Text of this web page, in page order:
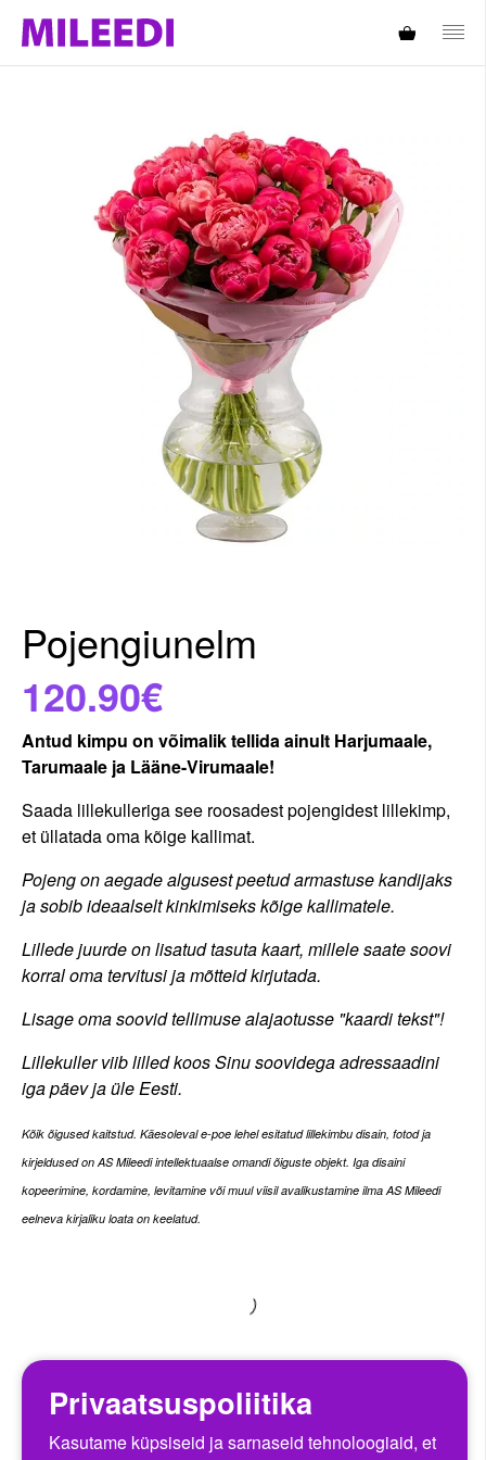
Privaatsuspoliitika
Kasutame küpsiseid ja sarnaseid tehnoloogiaid, et
Pojengiunelm
120.90€
Antud kimpu on võimalik tellida ainult Harjumaale,
Tarumaale ja Lääne-Virumaale!
Saada lillekulleriga see roosadest pojengidest lillekimp,
et üllatada oma kõige kallimat.
Pojeng on aegade algusest peetud armastuse kandijaks
ja sobib ideaalselt kinkimiseks kõige kallimatele.
Lillede juurde on lisatud tasuta kaart, millele saate soovi
korral oma tervitusi ja mõtteid kirjutada.
Lisage oma soovid tellimuse alajaotusse "kaardi tekst"!
Lillekuller viib lilled koos Sinu soovidega adressaadini
iga päev ja üle Eesti.
Kõik õigused kaitstud. Käesoleval e-poe lehel esitatud lillekimbu disain, fotod ja
kirjeldused on AS Mileedi intellektuaalse omandi õiguste objekt. Iga disaini
kopeerimine, kordamine, levitamine või muul viisil avalikustamine ilma AS Mileedi
eelneva kirjaliku loata on keelatud.